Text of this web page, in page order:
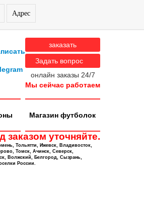
Адрес
заказать
Задать вопрос
онлайн заказы 24/7
Мы сейчас работаем
Магазин футболок
уточняйте.
Тольятти, Ижевск, Владивосток,
Томск, Ачинск, Северск,
Волжский, Белгород, Сызрань,
России.